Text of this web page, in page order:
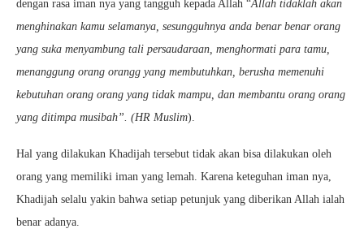
dengan rasa iman nya yang tangguh kepada Allah “Allah tidaklah akan
menghinakan kamu selamanya, sesungguhnya anda benar benar orang
yang suka menyambung tali persaudaraan, menghormati para tamu,
menanggung orang orangg yang membutuhkan, berusha memenuhi
kebutuhan orang orang yang tidak mampu, dan membantu orang orang
yang ditimpa musibah”. (HR Muslim).
Hal yang dilakukan Khadijah tersebut tidak akan bisa dilakukan oleh
orang yang memiliki iman yang lemah. Karena keteguhan iman nya,
Khadijah selalu yakin bahwa setiap petunjuk yang diberikan Allah ialah
benar adanya.